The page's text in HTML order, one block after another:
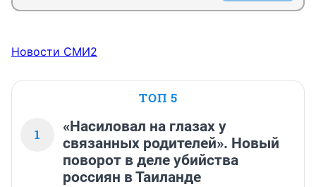
Новости СМИ2
ТОП 5
1
«Насиловал на глазах у
связанных родителей». Новый
поворот в деле убийства
россиян в Таиланде